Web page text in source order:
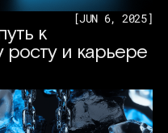
[JUN 6, 2025]
к
и карьере